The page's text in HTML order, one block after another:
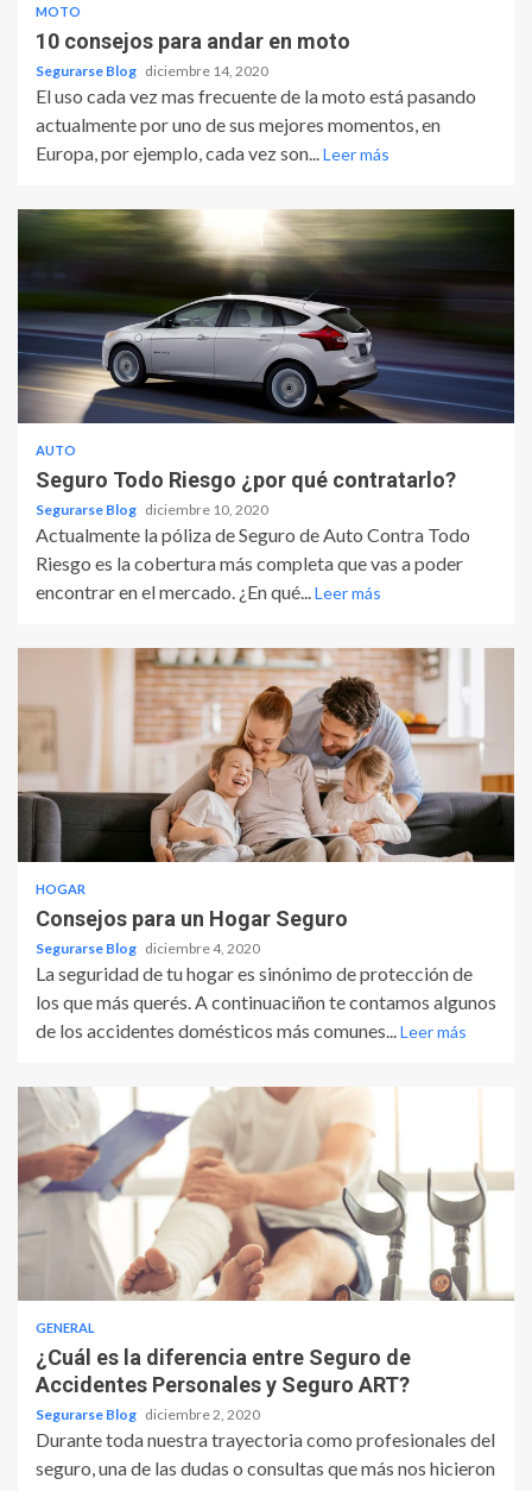
MOTO
10 consejos para andar en moto
Segurarse Blog diciembre 14, 2020
El uso cada vez mas frecuente de la moto está pasando
actualmente por uno de sus mejores momentos, en
Europa, por ejemplo, cada vez son...Leer más
AUTO
Seguro Todo Riesgo ¿por qué contratarlo?
Segurarse Blog diciembre 10, 2020
Actualmente la póliza de Seguro de Auto Contra Todo
Riesgo es la cobertura más completa que vas a poder
encontrar en el mercado. ¿En qué...Leer más
HOGAR
Consejos para un Hogar Seguro
Segurarse Blog diciembre 4, 2020
La seguridad de tu hogar es sinónimo de protección de
los que más querés. A continuaciñon te contamos algunos
de los accidentes domésticos más comunes...Leer más
GENERAL
¿Cuál es la diferencia entre Seguro de
Accidentes Personales y Seguro ART?
Segurarse Blog diciembre 2, 2020
Durante toda nuestra trayectoria como profesionales del
seguro, una de las dudas o consultas que más nos hicieron